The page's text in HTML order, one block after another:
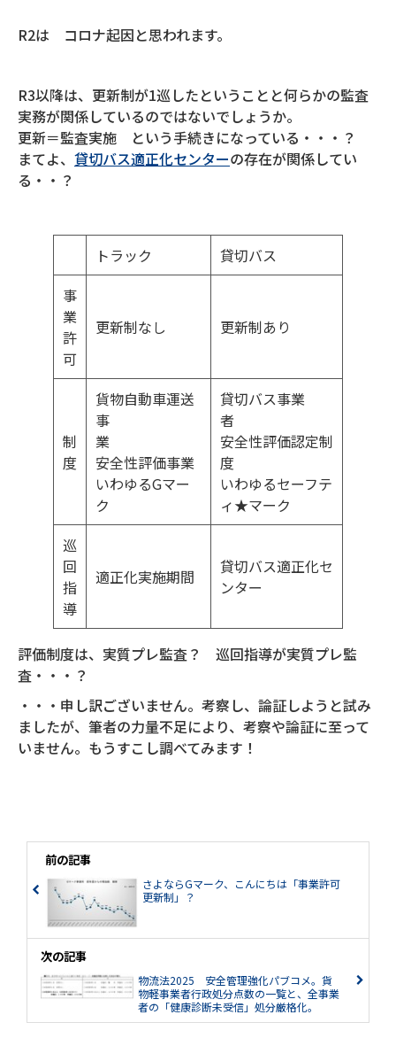
R2は コロナ起因と思われます。
R3以降は、更新制が1巡したということと何らかの監査
実務が関係しているのではないでしょうか。
更新＝監査実施 という手続きになっている・・・？
まてよ、 貸切バス適正化センターの存在が関係してい
る・・？
トラック
貸切バス
事
業
許
可
更新制なし 更新制あり
制
度
貨物自動車運送
事
業
安全性評価事業
いわゆるGマー
ク
貸切バス事業
者
安全性評価認定制
度
いわゆるセーフテ
ィ★マーク
巡
回
指
導
適正化実施期間
貸切バス適正化セ
ンター
評価制度は、実質プレ監査？ 巡回指導が実質プレ監
査・・・？
・・・申し訳ございません。考察し、論証しようと試み
ましたが、筆者の力量不足により、考察や論証に至って
いません。もうすこし調べてみます！
前の記事
さよならGマーク、こんにちは「事業許可
更新制」？
次の記事
物流法2025 安全管理強化パブコメ。貨
物軽事業者行政処分点数の一覧と、全事業
者の「健康診断未受信」処分厳格化。